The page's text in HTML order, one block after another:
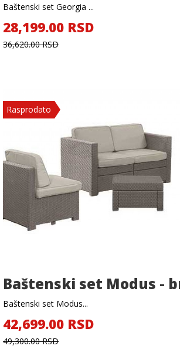
Baštenski set Georgia ...
28,199.00 RSD
36,620.00 RSD
Rasprodato
Baštenski set Modus -
Baštenski set Modus...
42,699.00 RSD
49,300.00 RSD